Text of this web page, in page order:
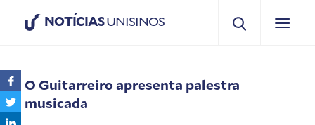
NOTÍCIASUNISINOS
O Guitarreiro apresenta palestra
musicada